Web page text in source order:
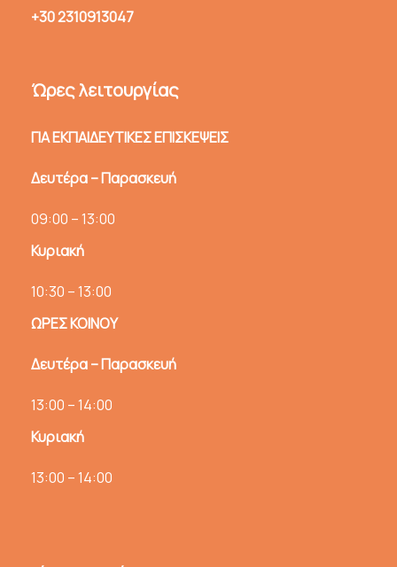
+30 2310913047
Ώρες λειτουργίας
ΓΙΑ ΕΚΠΑΙΔΕΥΤΙΚΕΣ ΕΠΙΣΚΕΨΕΙΣ
Δευτέρα – Παρασκευή
09:00 – 13:00
Κυριακή
10:30 – 13:00
ΩΡΕΣ ΚΟΙΝΟΥ
Δευτέρα – Παρασκευή
13:00 – 14:00
Κυριακή
13:00 – 14:00